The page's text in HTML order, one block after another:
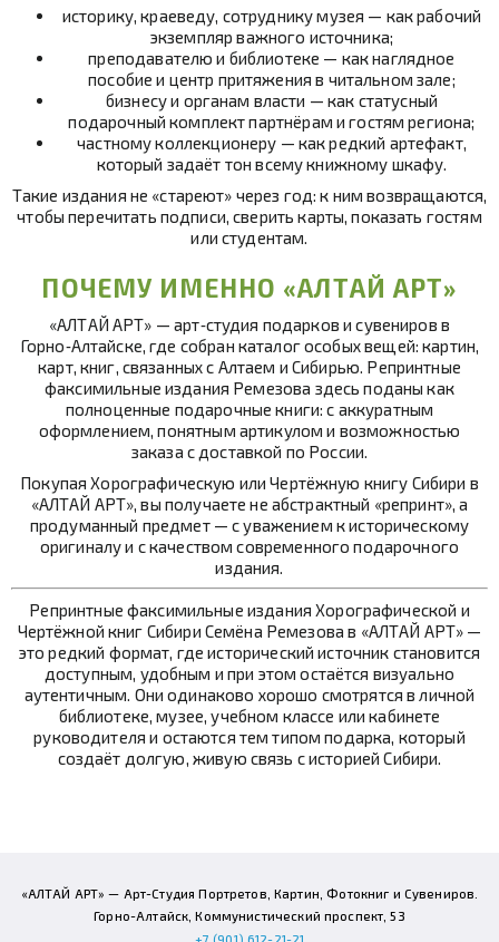
историку, краеведу, сотруднику музея — как рабочий
экземпляр важного источника;
преподавателю и библиотеке — как наглядное
пособие и центр притяжения в читальном зале;
бизнесу и органам власти — как статусный
подарочный комплект партнёрам и гостям региона;
частному коллекционеру — как редкий артефакт,
который задаёт тон всему книжному шкафу.
Такие издания не «стареют» через год: к ним возвращаются,
чтобы перечитать подписи, сверить карты, показать гостям
или студентам.
ПОЧЕМУ ИМЕННО «АЛТАЙ АРТ»
«АЛТАЙ АРТ» — арт‑студия подарков и сувениров в
Горно‑Алтайске, где собран каталог особых вещей: картин,
карт, книг, связанных с Алтаем и Сибирью. Репринтные
факсимильные издания Ремезова здесь поданы как
полноценные подарочные книги: с аккуратным
оформлением, понятным артикулом и возможностью
заказа с доставкой по России.
Покупая Хорографическую или Чертёжную книгу Сибири в
«АЛТАЙ АРТ», вы получаете не абстрактный «репринт», а
продуманный предмет — с уважением к историческому
оригиналу и с качеством современного подарочного
издания.
Репринтные факсимильные издания Хорографической и
Чертёжной книг Сибири Семёна Ремезова в «АЛТАЙ АРТ» —
это редкий формат, где исторический источник становится
доступным, удобным и при этом остаётся визуально
аутентичным. Они одинаково хорошо смотрятся в личной
библиотеке, музее, учебном классе или кабинете
руководителя и остаются тем типом подарка, который
создаёт долгую, живую связь с историей Сибири.
«АЛТАЙ АРТ» — Арт-Студия Портретов, Картин, Фотокниг и Сувениров.
Горно-Алтайск, Коммунистический проспект, 53